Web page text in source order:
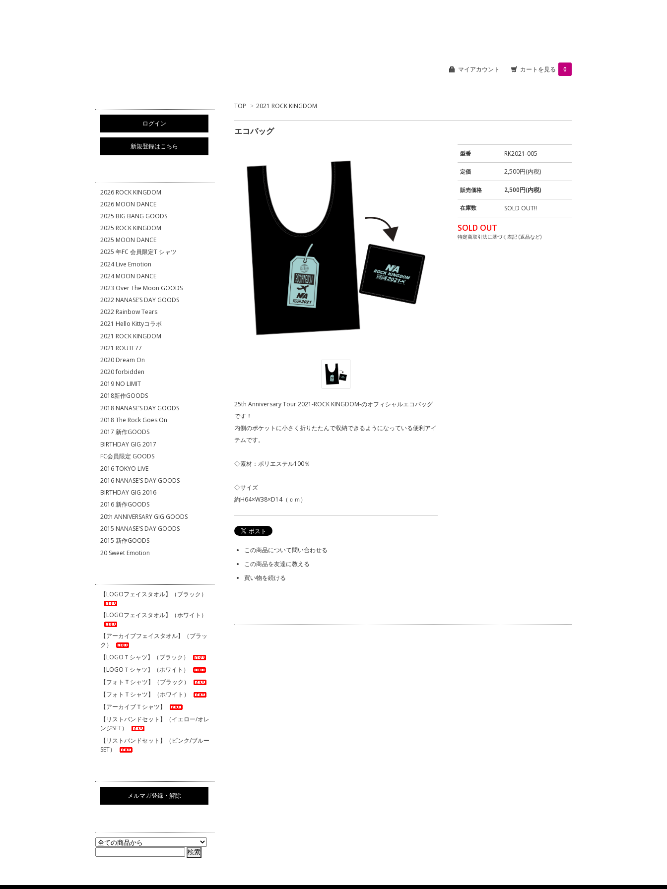
マイアカウント カートを見る 0
TOP > 2021 ROCK KINGDOM
エコバッグ
型番 RK2021-005
定価 2,500円(内税)
販売価格 2,500円(内税)
在庫数 SOLD OUT!!
SOLD OUT
特定商取引法に基づく表記 (返品など)
25th Anniversary Tour 2021-ROCK KINGDOM-のオフィシャルエコバッグ
です！
内側のポケットに小さく折りたたんで収納できるようになっている便利アイ
テムです。
◇素材：ポリエステル100％
◇サイズ
約H64×W38×D14（ｃｍ）
この商品について問い合わせる
この商品を友達に教える
買い物を続ける
ログイン
新規登録はこちら
2026 ROCK KINGDOM
2026 MOON DANCE
2025 BIG BANG GOODS
2025 ROCK KINGDOM
2025 MOON DANCE
2025 年FC 会員限定T シャツ
2024 Live Emotion
2024 MOON DANCE
2023 Over The Moon GOODS
2022 NANASE’S DAY GOODS
2022 Rainbow Tears
2021 Hello Kittyコラボ
2021 ROCK KINGDOM
2021 ROUTE77
2020 Dream On
2020 forbidden
2019 NO LIMIT
2018新作GOODS
2018 NANASE’S DAY GOODS
2018 The Rock Goes On
2017 新作GOODS
BIRTHDAY GIG 2017
FC会員限定 GOODS
2016 TOKYO LIVE
2016 NANASE'S DAY GOODS
BIRTHDAY GIG 2016
2016 新作GOODS
20th ANNIVERSARY GIG GOODS
2015 NANASE'S DAY GOODS
2015 新作GOODS
20 Sweet Emotion
【LOGOフェイスタオル】（ブラック）
【LOGOフェイスタオル】（ホワイト）
【アーカイブフェイスタオル】（ブラッ
ク）
【LOGOＴシャツ】（ブラック）
【LOGOＴシャツ】（ホワイト）
【フォトＴシャツ】（ブラック）
【フォトＴシャツ】（ホワイト）
【アーカイブＴシャツ】
【リストバンドセット】（イエロー/オレ
ンジSET）
【リストバンドセット】（ピンク/ブルー
SET）
メルマガ登録・解除